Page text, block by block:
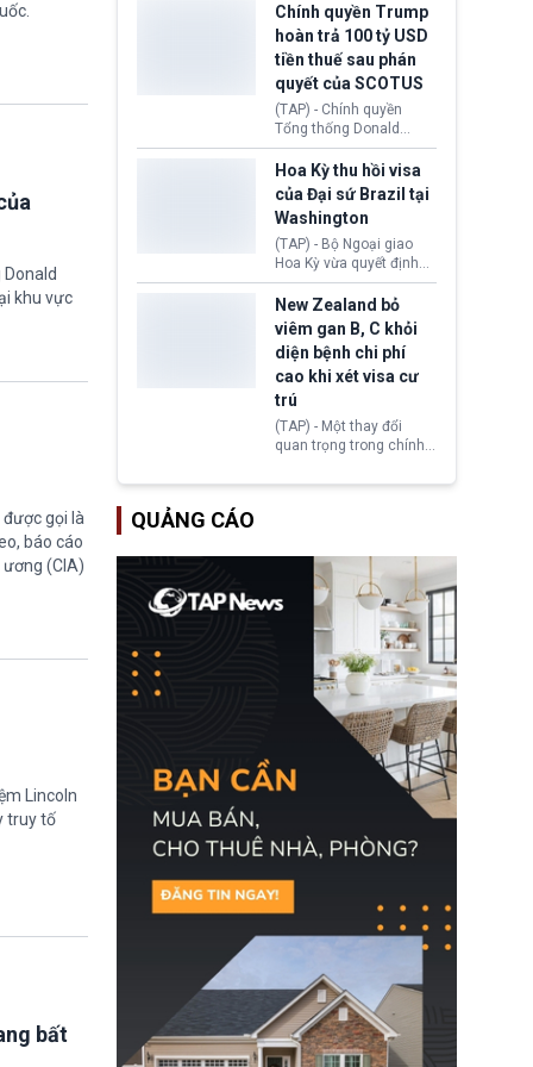
khu vực
gọi là
báo cáo
(CIA)
Lincoln
truy tố
bất
toàn y tế.
tăng lãi suất nếu lạm
phát ở Hoa Kỳ không tiếp
tục giảm trong thời gian
tới.
Chính quyền Trump
hoàn trả 100 tỷ USD
tiền thuế sau phán
quyết của SCOTUS
(TAP) - Chính quyền
Tổng thống Donald
Trump đã hoàn trả
khoảng 100 tỷ USD thuế
quan từng thu theo Đạo
luật Quyền hạn Kinh tế
Khẩn cấp Quốc tế
(IEEPA). Động thái này
diễn ra sau phán quyết
hồi tháng 2 bởi Tòa án
Tối cao Hoa Kỳ
(SCOTUS) khi tuyên bố,
việc áp thuế diện rộng là
hoàn toàn bất hợp pháp.
Hoa Kỳ thu hồi visa
của Đại sứ Brazil tại
Washington
(TAP) - Bộ Ngoại giao
Hoa Kỳ vừa quyết định
thu hồi thị thực (visa)
của bà Maria Luiza
Ribeiro Viotti - Đại sứ
Brazil tại Washington.
Động thái trên diễn ra
trong bối cảnh tranh
chấp ngoại giao giữa
chính quyền Tổng thống
Donald Trump và chính
phủ cánh tả Tổng thống
New Zealand bỏ
viêm gan B, C khỏi
diện bệnh chi phí
cao khi xét visa cư
trú
(TAP) - Một thay đổi
quan trọng trong chính
Zealand đang mở ra
gan B hoặc viêm gan C
sẽ không còn bị mặc
định không đáp ứng tiêu
chuẩn sức khỏe chỉ vì
chi phí điều trị khi nộp hồ
sơ xin visa cư trú.
QUẢNG CÁO